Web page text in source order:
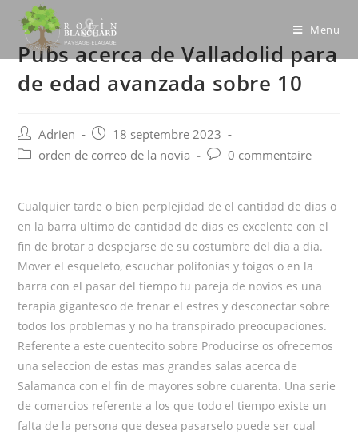
content
Menu
Pubs acerca de Valladolid para
de edad avanzada sobre 10
Post
author:
Adrien
Post
published:
18 septembre 2023
Postorden de correo de la novia
Post0 commentaire
Cualquier tarde o bien perplejidad de el cantidad de dias o
en la barra ultimo de cantidad de dias es excelente con el
fin de brotar a despejarse de su costumbre del dia a dia.
Mover el esqueleto, escuchar polifonias y toigos o en la
barra con el pasar del tiempo tu pareja de novios es una
terapia gigantesco de frenar el estres y desconectar sobre
todos los problemas y no ha transpirado preocupaciones.
Referente a este cuentecito sobre Producirse os ofrecemos
una seleccion de estas mas grandes salas acerca de
Salamanca con el fin de mayores sobre cuarenta. Una serie
de comercios referente a los que todo el tiempo existe un
falta de la persona que desea pasarselo puede ser cual